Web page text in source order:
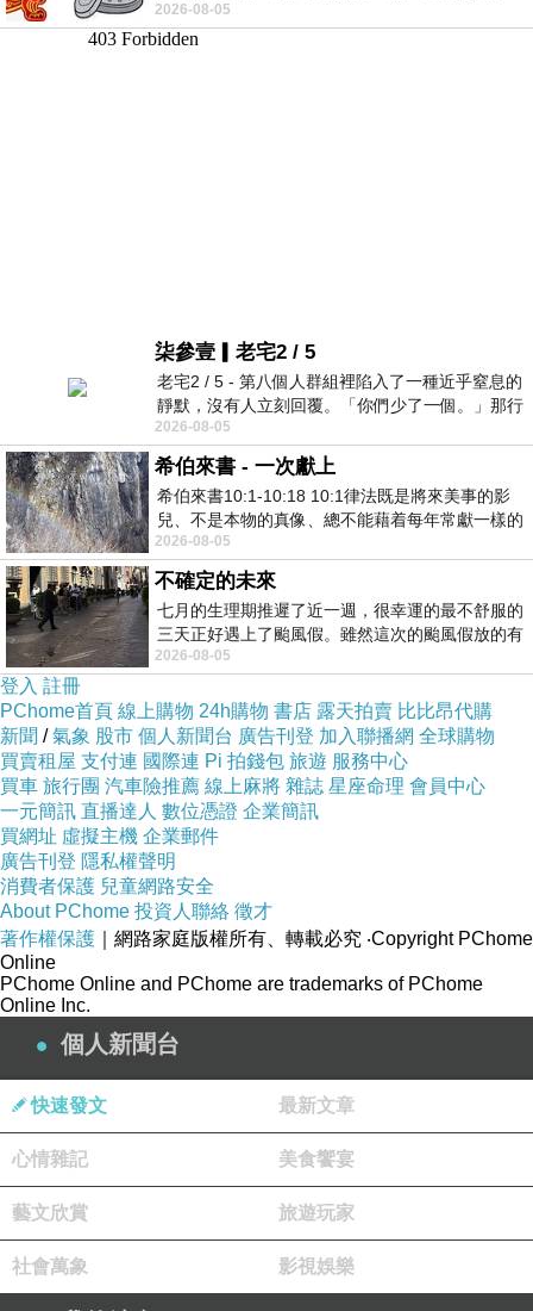
的平衡。 核心解讀與看法
2026-08-05
柒參壹▎老宅2 / 5
老宅2 / 5 - 第八個人群組裡陷入了一種近乎窒息的
靜默，沒有人立刻回覆。「你們少了一個。」那行
字像一顆冰冷的鐵釘，硬生生刺進螢
2026-08-05
希伯來書 - 一次獻上
希伯來書10:1-10:18 10:1律法既是將來美事的影
兒、不是本物的真像、總不能藉着每年常獻一樣的
祭物、叫那近前來的人得以完全。 10
2026-08-05
不確定的未來
七月的生理期推遲了近一週，很幸運的最不舒服的
三天正好遇上了颱風假。雖然這次的颱風假放的有
點虛，因為風雨不大，但這也是最想要的
2026-08-05
登入 註冊
PChome首頁 線上購物 24h購物 書店 露天拍賣 比比昂代購
新聞 /氣象 股市 個人新聞台 廣告刊登 加入聯播網 全球購物
買賣租屋 支付連 國際連 Pi 拍錢包 旅遊 服務中心
買車 旅行團 汽車險推薦 線上麻將 雜誌 星座命理 會員中心
一元簡訊 直播達人 數位憑證 企業簡訊
買網址 虛擬主機 企業郵件
廣告刊登 隱私權聲明
消費者保護 兒童網路安全
About PChome 投資人聯絡 徵才
著作權保護 ｜網路家庭版權所有、轉載必究 ‧Copyright PChome
Online
PChome Online and PChome are trademarks of PChome
Online Inc.
個人新聞台
快速發文 最新文章
心情雜記 美食饗宴
藝文欣賞 旅遊玩家
社會萬象 影視娛樂